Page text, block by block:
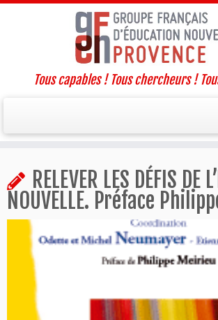
au
contenu
Tous capables ! Tous chercheurs !
RELEVER LES DÉFIS DE
NOUVELLE. Préface